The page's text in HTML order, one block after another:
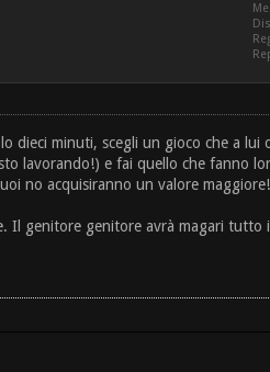
dieci minuti, scegli un gioco che a lui
lavorando!) e fai quello che fanno
no acquisiranno un valore maggiore!
Il genitore genitore avrà magari tutto